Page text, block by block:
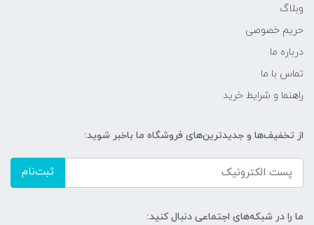
وبلاگ
حریم خصوصی
درباره ما
تماس با ما
راهنما و شرایط خرید
از تخفیف‌ها و جدیدترین‌های فروشگاه ما باخبر شوید:
ثبت‌نام
ما را در شبکه‌های اجتماعی دنبال کنید: